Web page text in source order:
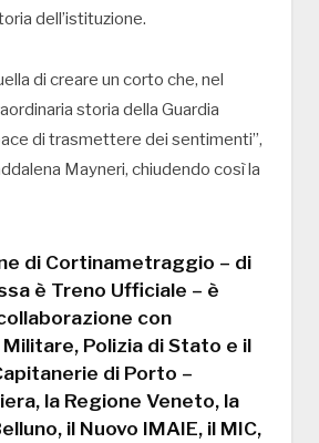
dell’istituzione.
di creare un corto che, nel
storia della Guardia
di trasmettere dei sentimenti”,
Mayneri, chiudendo così la
di Cortinametraggio – di
è Treno Ufficiale – è
con
Militare, Polizia di Stato e il
di Porto –
la Regione Veneto, la
il Nuovo IMAIE, il MIC,